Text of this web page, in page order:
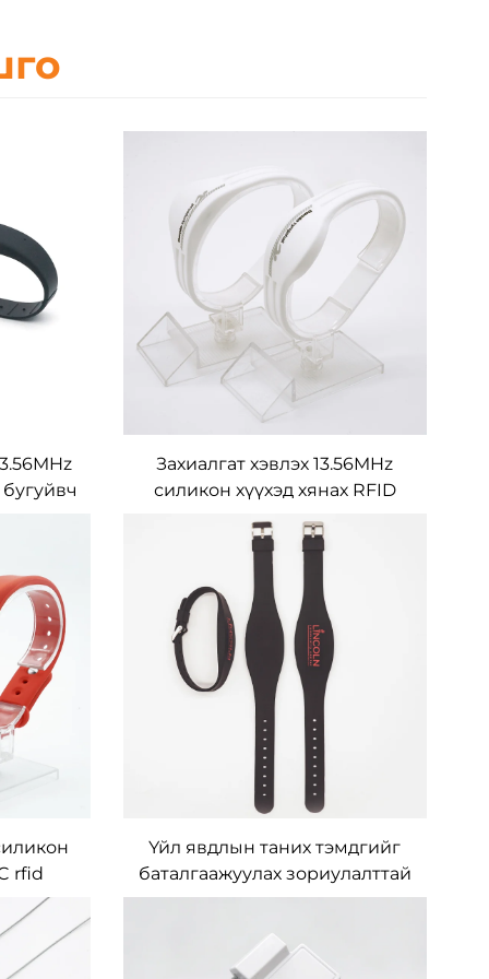
Захиалгат хэвлэх 13.56MHz
силикон хүүхэд хянах RFID
бугуйвч
rfid
Үйл явдлын таних тэмдгийг
баталгаажуулах зориулалттай
силикон rfid бугуйвч